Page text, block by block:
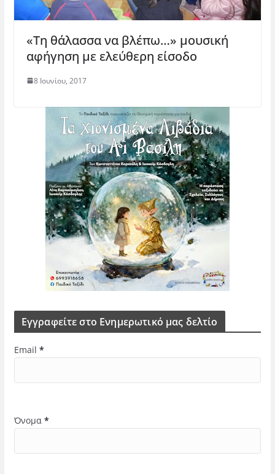
«Τη θάλασσα να βλέπω…» μουσική
αφήγηση με ελεύθερη είσοδο
8 Ιουνίου, 2017
Εγγραφείτε στο Ενημερωτικό μας δελτίο
Email *
Όνομα *